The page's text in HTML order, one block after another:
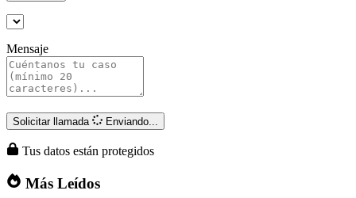
Mensaje
Solicitar llamada Enviando...
Tus datos están protegidos
Más Leídos